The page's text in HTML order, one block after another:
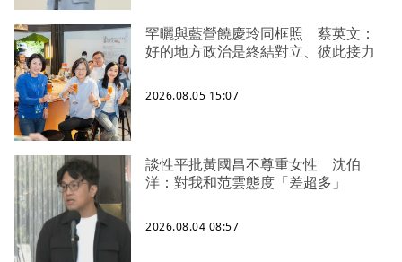
罕曬與藍營饒慶玲同框照 蔡英文：
好的地方政治是終結對立、彼此接力
2026.08.05 15:07
談性平批黃國昌不尊重女性 沈伯
洋：對我和范雲態度「差超多」
2026.08.04 08:57